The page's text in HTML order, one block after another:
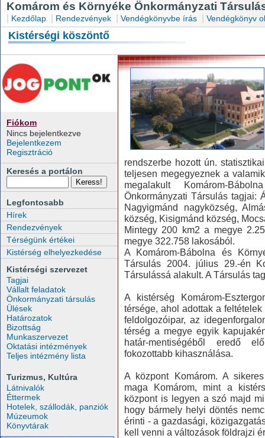
Komárom és Környéke Önkormányzati
Kezdőlap Rendezvények Vendégkönyvbe írás Vendégkönyv
Kistérségi köszöntő
Fiókom
Nincs bejelentkezve
Bejelentkezem
Regisztráció
Keresés a portálon
Legfontosabb
Hírek
Rendezvények
Térségünk értékei
Kistérség elhelyezkedése
Kistérségi szervezet
Tagjai
Vállalt feladatok
Önkormányzati társulás
Ülések
Határozatok
Bizottság
Munkaszervezet
Oktatási intézmények
Teljes intézmény lista
Turizmus, Kultúra
Látnivalók
Éttermek
Hotelek, szállodák, panziók
Múzeumok
Könyvtárak
rendszerbe hozott ún.
teljesen megegyeznek a
megalakult Komárom-
Önkormányzati Társulás tagjai:
Nagyigmánd nagyközség,
község, Kisigmánd község,
Mintegy 200 km2 a megye
megye 322.758 lakosából.
A Komárom-Bábolna és
Társulás 2004. július 29.-én
Társulássá alakult. A Társulás
A kistérség Komárom-
térsége, ahol adottak a
feldolgozóipar, az
térség a megye egyik
határ-mentiségéből eredő
fokozottabb kihasználása.
A központ Komárom. A
maga Komárom, mint a
központ is legyen a szó majd
hogy bármely helyi döntés
érinti - a gazdasági,
kell venni a változások földrajzi